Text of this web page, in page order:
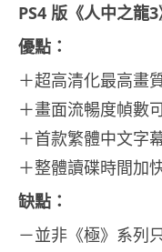
PS4 版《人中之龍3
優點：
＋超高清化最高畫
＋畫面流暢度幀數
＋首款繁體中文字
＋整體讀碟時間加
缺點：
－並非《極》系列